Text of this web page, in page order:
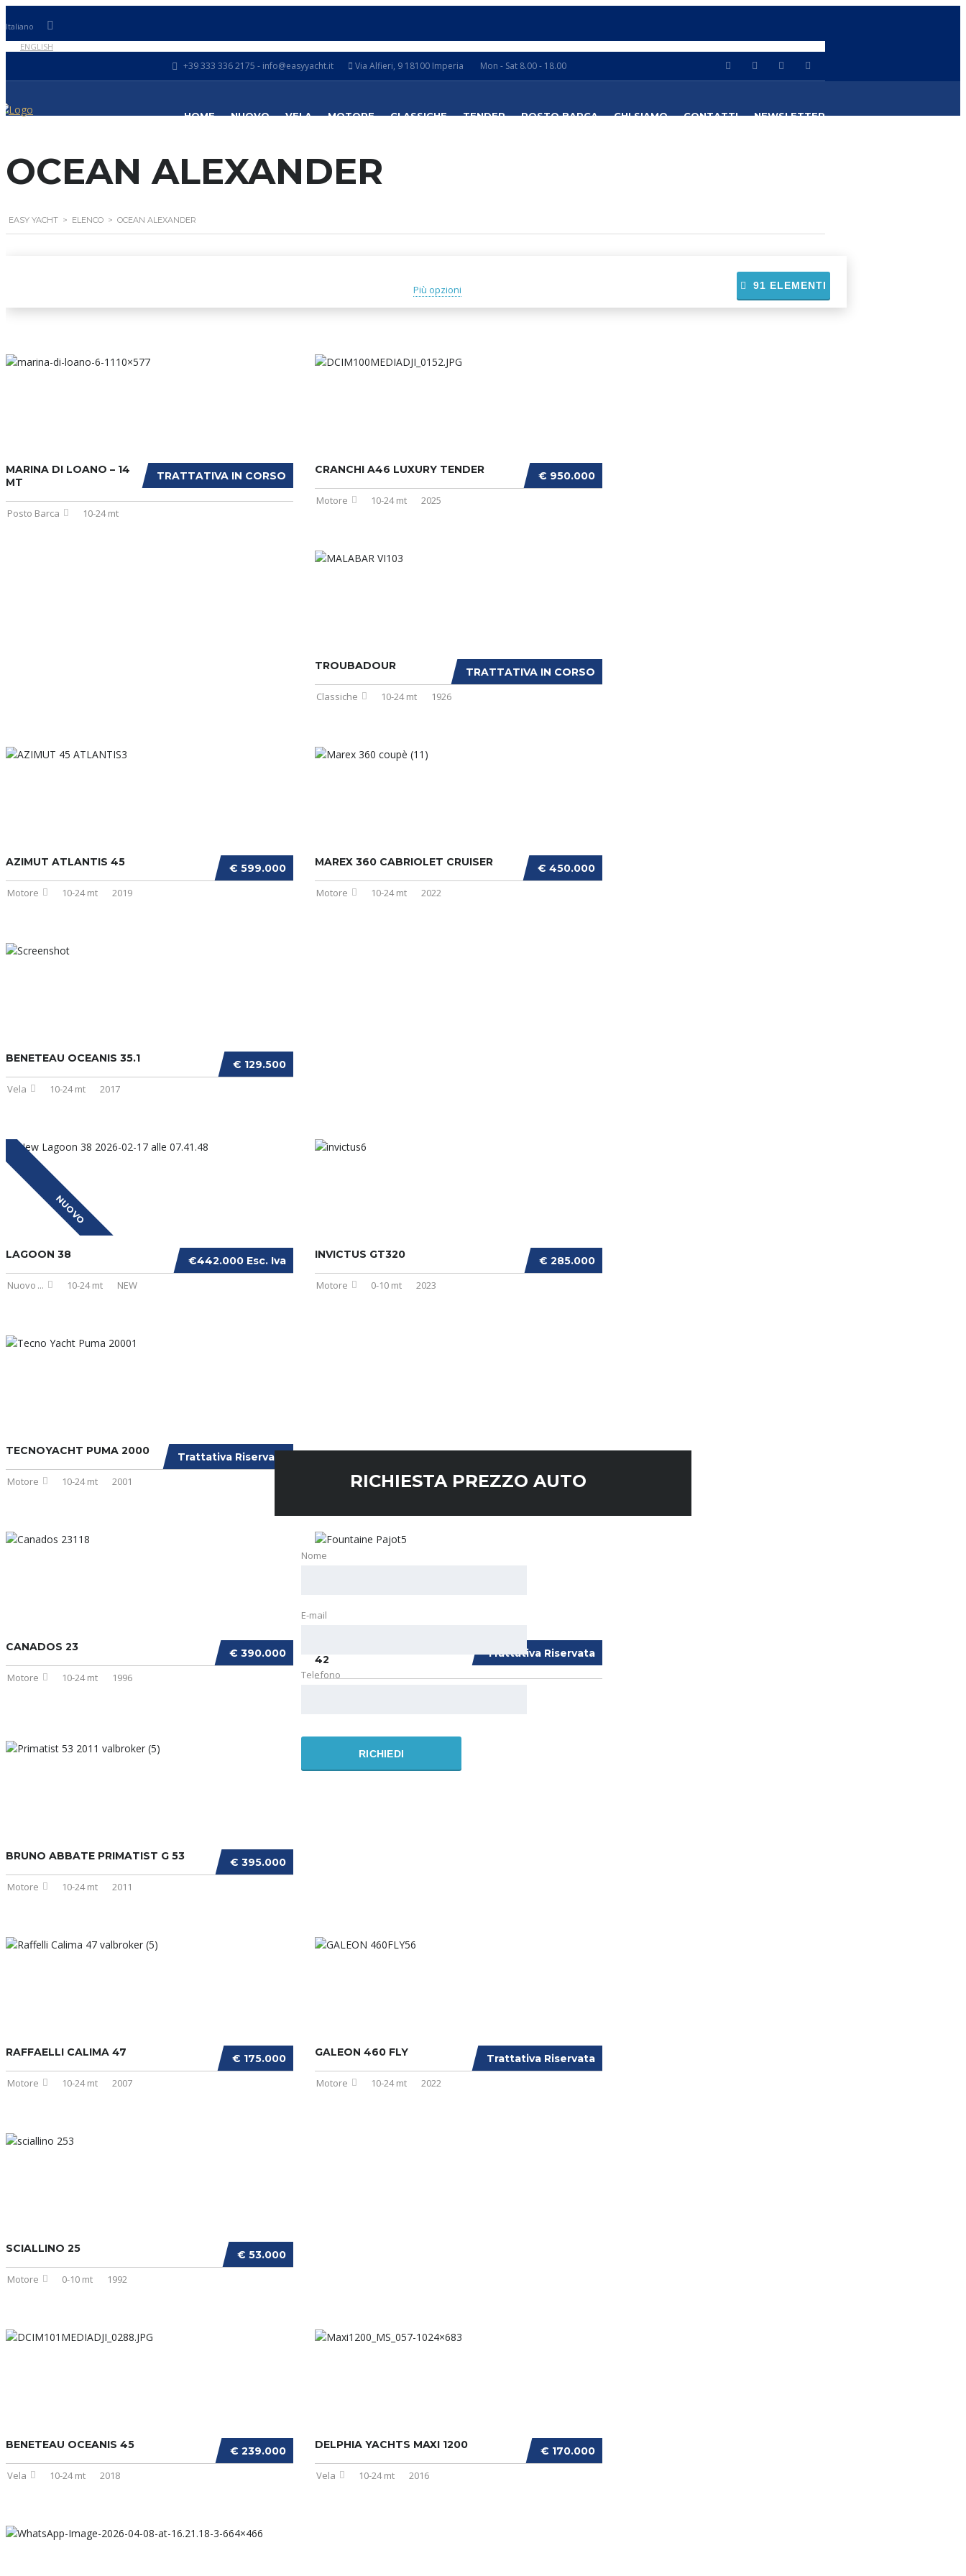
Italiano
ENGLISH
Mon - Sat 8.00 - 18.00
Via Alfieri, 9 18100 Imperia
+39 333 336 2175 - info@easyyacht.it
HOME NUOVO VELA MOTORE CLASSICHE TENDER POSTO BARCA CHI SIAMO CONTATTI NEWSLETTER
OCEAN ALEXANDER
EASY YACHT > ELENCO > OCEAN ALEXANDER
Più opzioni 91 ELEMENTI
TRATTATIVA IN CORSO
MARINA DI LOANO – 14
MT
Posto Barca 10-24 mt
€ 950.000
CRANCHI A46 LUXURY TENDER
Motore 10-24 mt 2025
TRATTATIVA IN CORSO
TROUBADOUR
Classiche 10-24 mt 1926
€ 599.000
AZIMUT ATLANTIS 45
Motore 10-24 mt 2019
€ 450.000
MAREX 360 CABRIOLET CRUISER
Motore 10-24 mt 2022
€ 129.500
BENETEAU OCEANIS 35.1
Vela 10-24 mt 2017
NUOVO
€442.000 Esc. Iva
LAGOON 38
Nuovo ... 10-24 mt NEW
€ 285.000
INVICTUS GT320
Motore 0-10 mt 2023
Trattativa Riservata
TECNOYACHT PUMA 2000
Motore 10-24 mt 2001
€ 390.000
CANADOS 23
Motore 10-24 mt 1996
Trattativa Riservata
42
€ 395.000
BRUNO ABBATE PRIMATIST G 53
Motore 10-24 mt 2011
€ 175.000
RAFFAELLI CALIMA 47
Motore 10-24 mt 2007
Trattativa Riservata
GALEON 460 FLY
Motore 10-24 mt 2022
€ 53.000
SCIALLINO 25
Motore 0-10 mt 1992
€ 239.000
BENETEAU OCEANIS 45
Vela 10-24 mt 2018
€ 170.000
DELPHIA YACHTS MAXI 1200
Vela 10-24 mt 2016
RICHIESTA PREZZO AUTO
Nome
E-mail
Telefono
RICHIEDI